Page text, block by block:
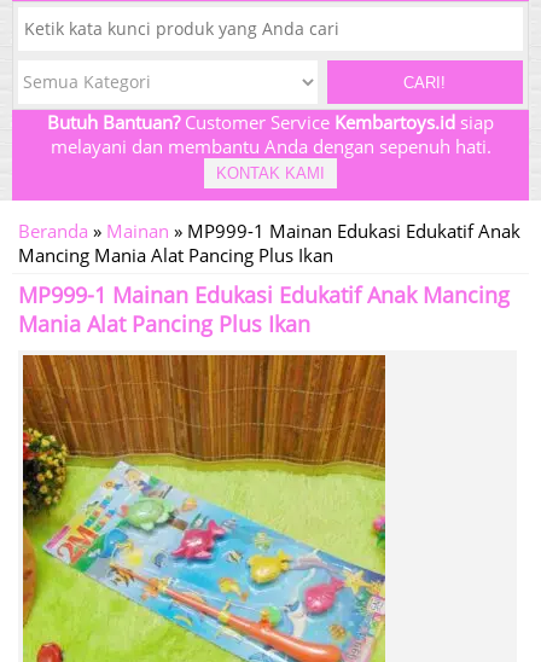
CARI!
Butuh Bantuan?Customer Service Kembartoys.id siap
melayani dan membantu Anda dengan sepenuh hati.
KONTAK KAMI
Beranda » Mainan » MP999-1 Mainan Edukasi Edukatif Anak
Mancing Mania Alat Pancing Plus Ikan
MP999-1 Mainan Edukasi Edukatif Anak Mancing
Mania Alat Pancing Plus Ikan